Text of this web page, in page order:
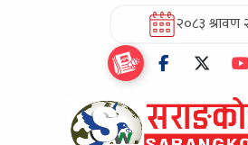
२०८३ श्रावण